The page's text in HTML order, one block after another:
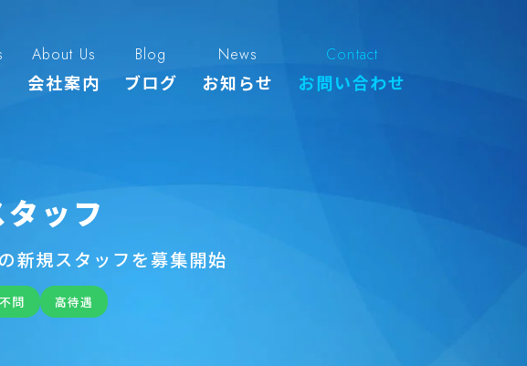
About Us
会社案内
Blog
ブログ
News
お知らせ
Contact
お問い合わせ
ッフ
新規スタッフを募集開始
問 高待遇